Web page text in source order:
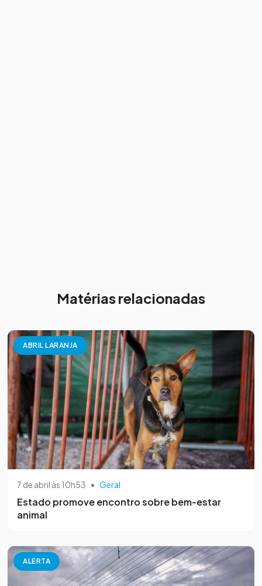
Matérias relacionadas
ABRIL LARANJA
7 de abril às 10h53 • Geral
Estado promove encontro sobre bem-estar
animal
ALERTA